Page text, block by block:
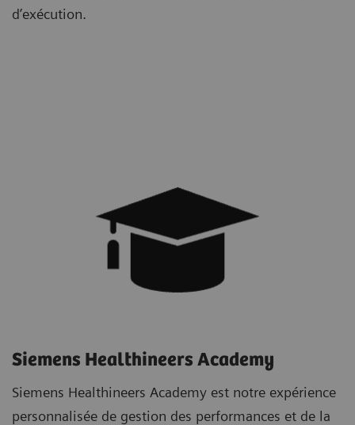
d’exécution.
Siemens Healthineers Academy
Siemens Healthineers Academy est notre expérience
personnalisée de gestion des performances et de la